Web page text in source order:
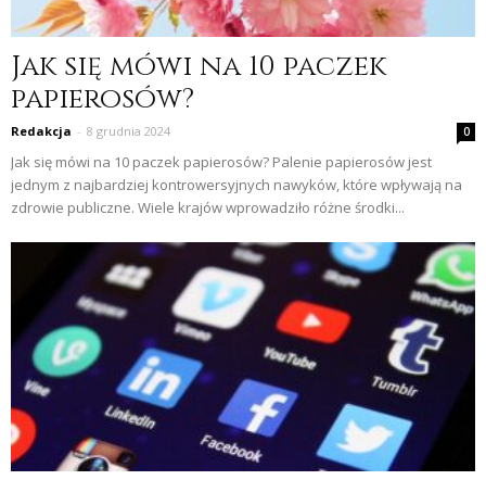
Jak się mówi na 10 paczek
papierosów?
Redakcja - 8 grudnia 2024 0
Jak się mówi na 10 paczek papierosów? Palenie papierosów jest
jednym z najbardziej kontrowersyjnych nawyków, które wpływają na
zdrowie publiczne. Wiele krajów wprowadziło różne środki...